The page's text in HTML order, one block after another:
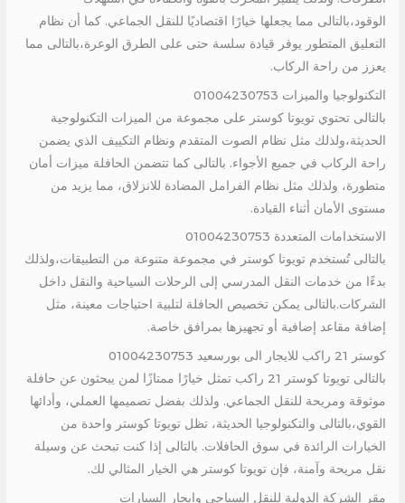
الوقود،بالتالى مما يجعلها خيارًا اقتصاديًا للنقل الجماعي. كما أن نظام
التعليق المتطور يوفر قيادة سلسة حتى على الطرق الوعرة،بالتالى مما
يعزز من راحة الركاب.
التكنولوجيا والميزات 01004230753
بالتالى تحتوي تويوتا كوستر على مجموعة من الميزات التكنولوجية
الحديثة،ولذلك مثل نظام الصوت المتقدم ونظام التكييف الذي يضمن
راحة الركاب في جميع الأجواء. بالتالى كما تتضمن الحافلة ميزات أمان
متطورة، ولذلك مثل نظام الفرامل المضادة للانزلاق، مما يزيد من
مستوى الأمان أثناء القيادة.
الاستخدامات المتعددة 01004230753
بالتالى تُستخدم تويوتا كوستر في مجموعة متنوعة من التطبيقات،ولذلك
بدءًا من خدمات النقل المدرسي إلى الرحلات السياحية والنقل داخل
الشركات.بالتالى يمكن تخصيص الحافلة لتلبية احتياجات معينة، مثل
إضافة مقاعد إضافية أو تجهيزها بمرافق خاصة.
كوستر 21 راكب للايجار الى بورسعيد 01004230753
بالتالى تويوتا كوستر 21 راكب تمثل خيارًا ممتازًا لمن يبحثون عن حافلة
موثوقة ومريحة للنقل الجماعي. ولذلك بفضل تصميمها العملي، وأدائها
القوي،بالتالى والتكنولوجيا الحديثة، تظل تويوتا كوستر واحدة من
الخيارات الرائدة في سوق الحافلات. بالتالى إذا كنت تبحث عن وسيلة
نقل مريحة وآمنة، فإن تويوتا كوستر هي الخيار المثالي لك.
مقر الشركة الدولية للنقل السياحي وايجار السيارات